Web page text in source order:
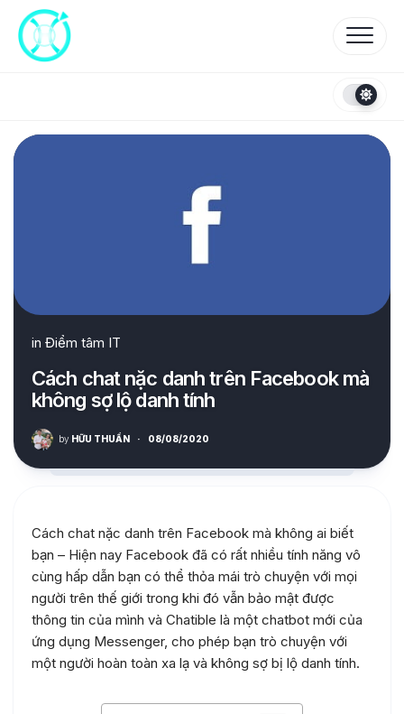
content
in Điểm tâm IT
Cách chat nặc danh trên Facebook mà
không sợ lộ danh tính
by HỮU THUẦN · 08/08/2020
Cách chat nặc danh trên Facebook mà không ai biết
bạn – Hiện nay Facebook đã có rất nhiều tính năng vô
cùng hấp dẫn bạn có thể thỏa mái trò chuyện với mọi
người trên thế giới trong khi đó vẫn bảo mật được
thông tin của mình và Chatible là một chatbot mới của
ứng dụng Messenger, cho phép bạn trò chuyện với
một người hoàn toàn xa lạ và không sợ bị lộ danh tính.